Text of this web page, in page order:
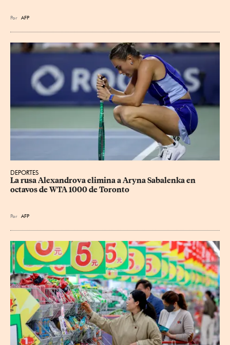
Por AFP
DEPORTES
La rusa Alexandrova elimina a Aryna Sabalenka en
octavos de WTA 1000 de Toronto
Por AFP